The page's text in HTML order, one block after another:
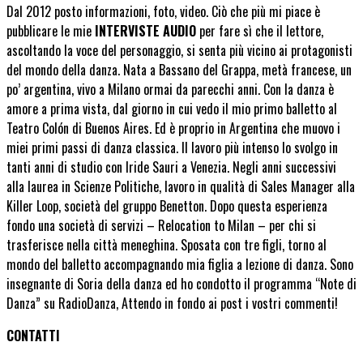
Dal 2012 posto informazioni, foto, video. Ciò che più mi piace è
pubblicare le mie INTERVISTE AUDIO per fare sì che il lettore,
ascoltando la voce del personaggio, si senta più vicino ai protagonisti
del mondo della danza. Nata a Bassano del Grappa, metà francese, un
po’ argentina, vivo a Milano ormai da parecchi anni. Con la danza è
amore a prima vista, dal giorno in cui vedo il mio primo balletto al
Teatro Colón di Buenos Aires. Ed è proprio in Argentina che muovo i
miei primi passi di danza classica. Il lavoro più intenso lo svolgo in
tanti anni di studio con Iride Sauri a Venezia. Negli anni successivi
alla laurea in Scienze Politiche, lavoro in qualità di Sales Manager alla
Killer Loop, società del gruppo Benetton. Dopo questa esperienza
fondo una società di servizi – Relocation to Milan – per chi si
trasferisce nella città meneghina. Sposata con tre figli, torno al
mondo del balletto accompagnando mia figlia a lezione di danza. Sono
insegnante di Soria della danza ed ho condotto il programma “Note di
Danza” su RadioDanza, Attendo in fondo ai post i vostri commenti!
CONTATTI